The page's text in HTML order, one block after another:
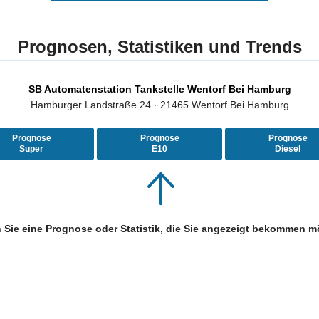
Prognosen, Statistiken und Trends
SB Automatenstation Tankstelle Wentorf Bei Hamburg
Hamburger Landstraße 24 · 21465 Wentorf Bei Hamburg
Prognose
Super
Prognose
E10
Prognose
Diesel
Sie eine Prognose oder Statistik, die Sie angezeigt bekommen